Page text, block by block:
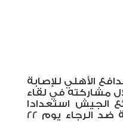
الأهلي للإصابة
مشاركته في لقاء
الجيش استعدادا
لمباراة السوبر الأفريقية ضد الرجاء يوم 22